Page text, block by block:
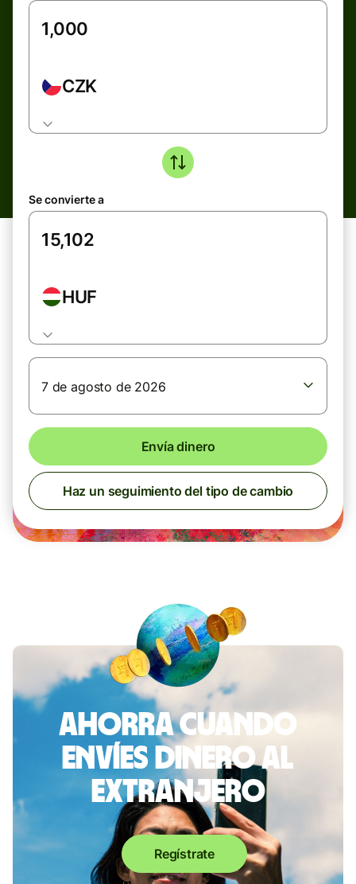
CZK
Se convierte a
HUF
7 de agosto de 2026
Envía dinero
Haz un seguimiento del tipo de cambio
Ahorra cuando
envíes dinero al
extranjero
Regístrate